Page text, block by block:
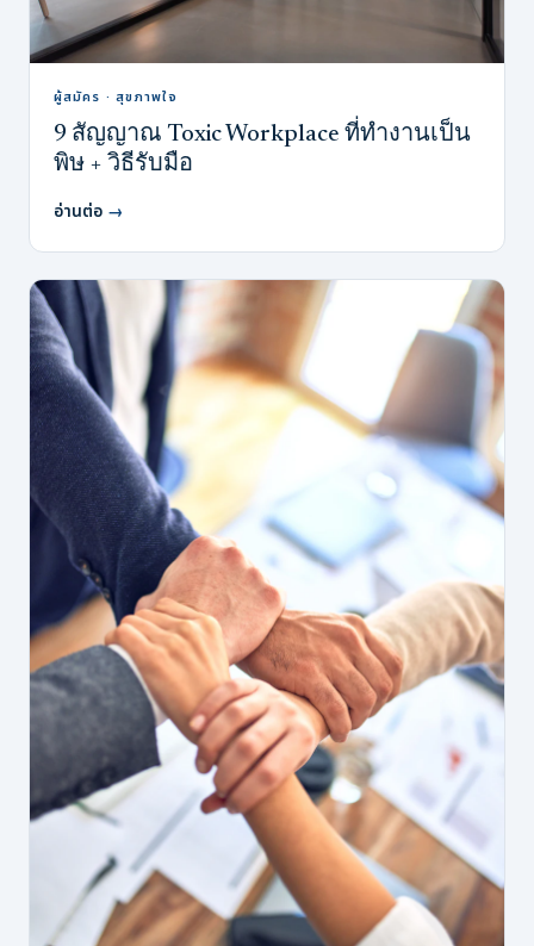
ผู้สมัคร · สุขภาพใจ
9 สัญญาณ Toxic Workplace ที่ทำงานเป็น
พิษ + วิธีรับมือ
อ่านต่อ →